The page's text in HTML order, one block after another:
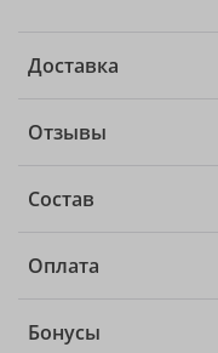
Доставка
Отзывы
Состав
Оплата
Бонусы